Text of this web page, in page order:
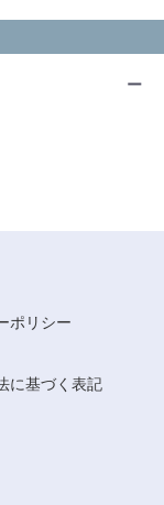
ー
ポリシー
に基づく表記